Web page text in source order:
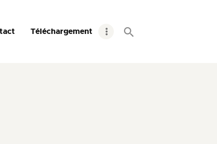
Téléchargement